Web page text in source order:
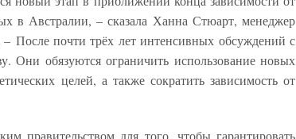
в Австралии, – сказала Ханна Стюарт, менеджер
После почти трёх лет интенсивных обсуждений с
Они обязуются ограничить использование новых
целей, а также сократить зависимость от
правительством для того, чтобы гарантировать